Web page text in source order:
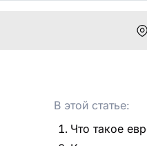
В этой статье:
Что такое